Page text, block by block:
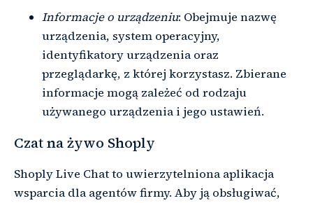
Informacje o urządzeniu: Obejmuje nazwę
urządzenia, system operacyjny,
identyfikatory urządzenia oraz
przeglądarkę, z której korzystasz. Zbierane
informacje mogą zależeć od rodzaju
używanego urządzenia i jego ustawień.
Czat na żywo Shoply
Shoply Live Chat to uwierzytelniona aplikacja
wsparcia dla agentów firmy. Aby ją obsługiwać,